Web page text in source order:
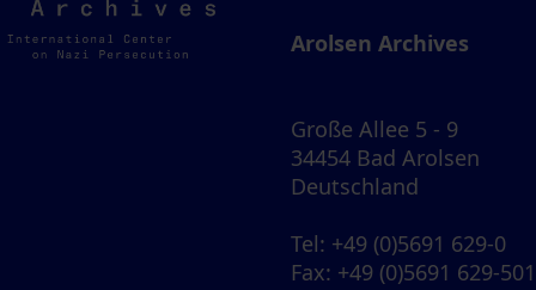
Archives
Arolsen Archives
Große Allee 5 - 9
34454 Bad Arolsen
Deutschland
Tel: +49 (0)5691 629-0
Fax: +49 (0)5691 629-501